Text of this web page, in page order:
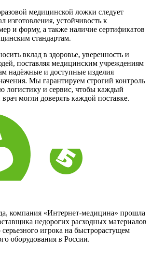
медицинской ложки следует
изготовления, устойчивость к
и форму, а также наличие сертификатов
стандартам.
вклад в здоровье, уверенность и
поставляя медицинским учреждениям
надёжные и доступные изделия
Мы гарантируем строгий контроль
логистику и сервис, чтобы каждый
могли доверять каждой поставке.
компания «Интернет-медицина» прошла
недорогих расходных материалов
игрока на быстрорастущем
оборудования в России.